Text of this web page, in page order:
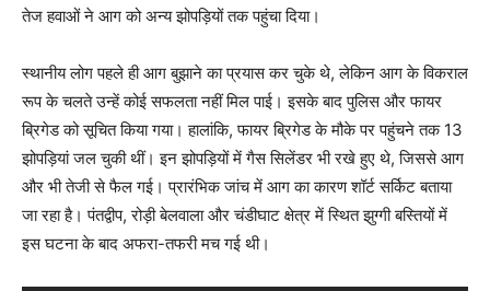
तेज हवाओं ने आग को अन्य झोपड़ियों तक पहुंचा दिया।
स्थानीय लोग पहले ही आग बुझाने का प्रयास कर चुके थे, लेकिन आग के विकराल
रूप के चलते उन्हें कोई सफलता नहीं मिल पाई। इसके बाद पुलिस और फायर
ब्रिगेड को सूचित किया गया। हालांकि, फायर ब्रिगेड के मौके पर पहुंचने तक 13
झोपड़ियां जल चुकी थीं। इन झोपड़ियों में गैस सिलेंडर भी रखे हुए थे, जिससे आग
और भी तेजी से फैल गई। प्रारंभिक जांच में आग का कारण शॉर्ट सर्किट बताया
जा रहा है। पंतद्वीप, रोड़ी बेलवाला और चंडीघाट क्षेत्र में स्थित झुग्गी बस्तियों में
इस घटना के बाद अफरा-तफरी मच गई थी।